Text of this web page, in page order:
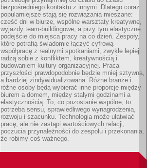
bezpośredniego kontaktu z innymi. Dlatego coraz
popularniejsze stają się rozwiązania mieszane:
część dni w biurze, wspólne warsztaty kreatywne,
wyjazdy team-buildingowe, a przy tym elastyczne
podejście do miejsca pracy na co dzień. Zespoły,
które potrafią świadomie łączyć cyfrową
współpracę z realnymi spotkaniami, zwykle lepiej
radzą sobie z konfliktem, kreatywnością i
budowaniem kultury organizacyjnej. Praca
przyszłości prawdopodobnie będzie mniej sztywna,
a bardziej zindywidualizowana. Różne branże i
różne osoby będą wybierać inne proporcje między
biurem a domem, między stałymi godzinami a
elastycznością. To, co pozostanie wspólne, to
potrzeba sensu, sprawiedliwego wynagrodzenia,
rozwoju i szacunku. Technologia może ułatwiać
pracę, ale nie zastąpi wartościowych relacji,
poczucia przynależności do zespołu i przekonania,
że robimy coś ważnego.